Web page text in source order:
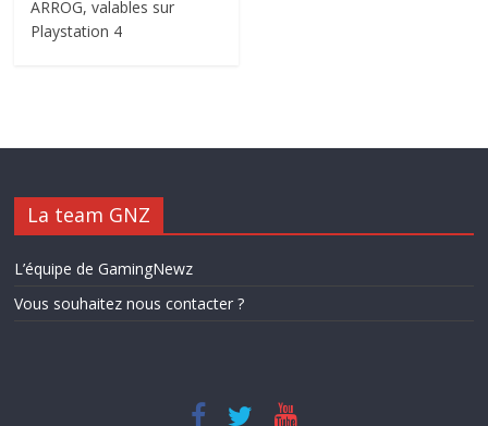
ARROG, valables sur
Playstation 4
La team GNZ
L’équipe de GamingNewz
Vous souhaitez nous contacter ?